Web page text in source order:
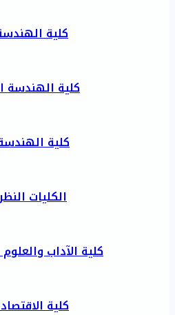
كلية
كلية الهندسة
كلية
الكليات
كلية الآداب والعلوم
كلية